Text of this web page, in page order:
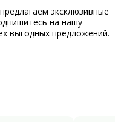
эксклюзивные
на нашу
выгодных предложений.